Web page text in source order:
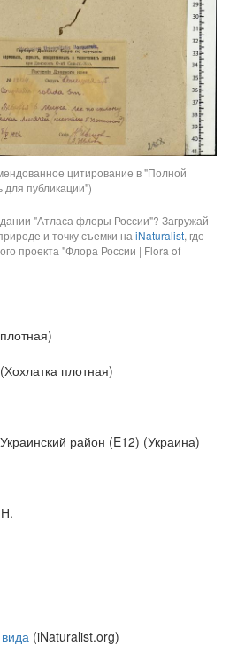
цитирование в "Полной
для публикации")
"Атласа флоры России"? Загружай
и точку съемки на iNaturalist, где
проекта "Флора России | Flora of
плотная)
район (E12) (Украина)
(iNaturalist.org)